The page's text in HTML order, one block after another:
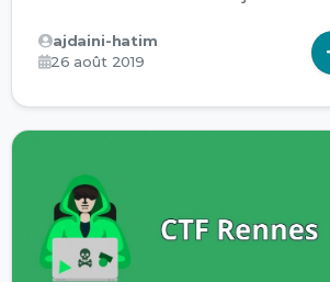
ajdaini-hatim
26 août 2019